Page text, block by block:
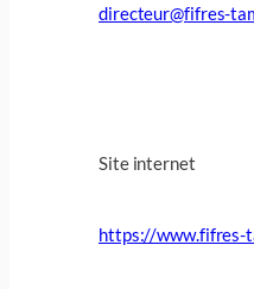
directeur@fifres-
Site internet
https://www.fifres-